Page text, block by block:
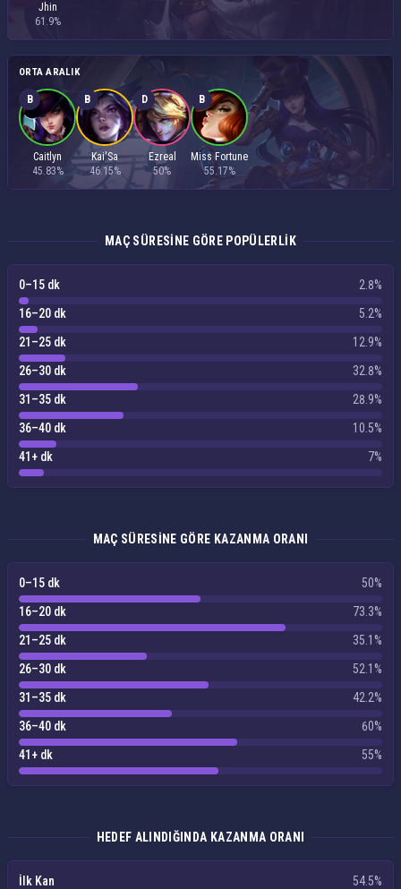
Jhin
61.9%
ORTA ARALIK
B
Caitlyn
45.83%
B
Kai'Sa
46.15%
D
Ezreal
50%
B
Miss Fortune
55.17%
MAÇ SÜRESINE GÖRE POPÜLERLIK
0–15 dk
2.8%
16–20 dk
5.2%
21–25 dk
12.9%
26–30 dk
32.8%
31–35 dk
28.9%
36–40 dk
10.5%
41+ dk
7%
MAÇ SÜRESINE GÖRE KAZANMA ORANI
0–15 dk
50%
16–20 dk
73.3%
21–25 dk
35.1%
26–30 dk
52.1%
31–35 dk
42.2%
36–40 dk
60%
41+ dk
55%
HEDEF ALINDIĞINDA KAZANMA ORANI
İlk Kan
54.5%